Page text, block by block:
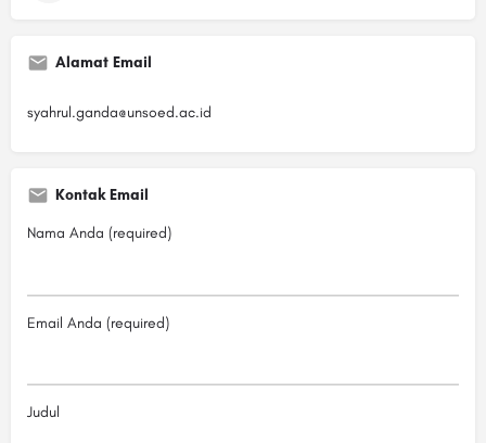
Alamat Email
syahrul.ganda@unsoed.ac.id
Kontak Email
Nama Anda (required)
Email Anda (required)
Judul